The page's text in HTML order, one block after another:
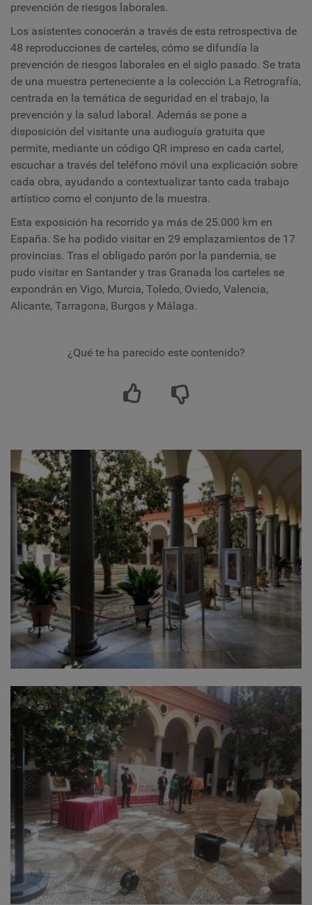
prevención de riesgos laborales.
Los asistentes conocerán a través de esta retrospectiva de
48 reproducciones de carteles, cómo se difundía la
prevención de riesgos laborales en el siglo pasado. Se trata
de una muestra perteneciente a la colección La Retrografía,
centrada en la temática de seguridad en el trabajo, la
prevención y la salud laboral. Además se pone a
disposición del visitante una audioguía gratuita que
permite, mediante un código QR impreso en cada cartel,
escuchar a través del teléfono móvil una explicación sobre
cada obra, ayudando a contextualizar tanto cada trabajo
artístico como el conjunto de la muestra.
Esta exposición ha recorrido ya más de 25.000 km en
España. Se ha podido visitar en 29 emplazamientos de 17
provincias. Tras el obligado parón por la pandemia, se
pudo visitar en Santander y tras Granada los carteles se
expondrán en Vigo, Murcia, Toledo, Oviedo, Valencia,
Alicante, Tarragona, Burgos y Málaga.
¿Qué te ha parecido este contenido?